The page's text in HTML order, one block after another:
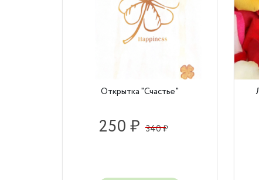
Открытка "Счастье"
250 ₽ 340 ₽